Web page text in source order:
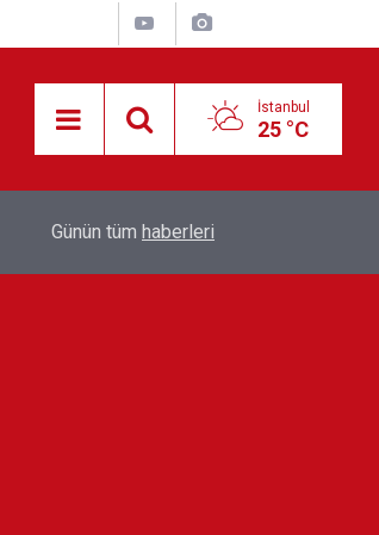
İstanbul
25 °C
Düzağaç sahnelere ara verdi: ''En az
Günün tüm haberleri